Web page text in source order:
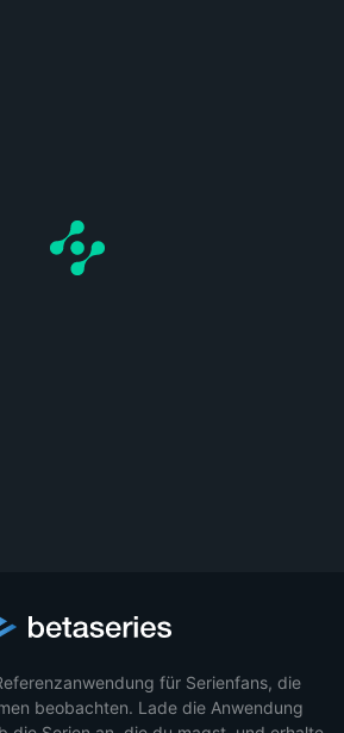
für Serienfans, die
beobachten. Lade die Anwendung